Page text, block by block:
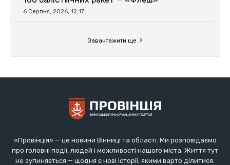
6 Серпня, 2026, 12:17
Завантажити ще
«Провінція» — це новини Вінниці та області. Ми розповідаємо
про головні події, людей і можливості нашого міста. Життя тут
не зупиняється — щодня є нові історії, якими варто ділитися.